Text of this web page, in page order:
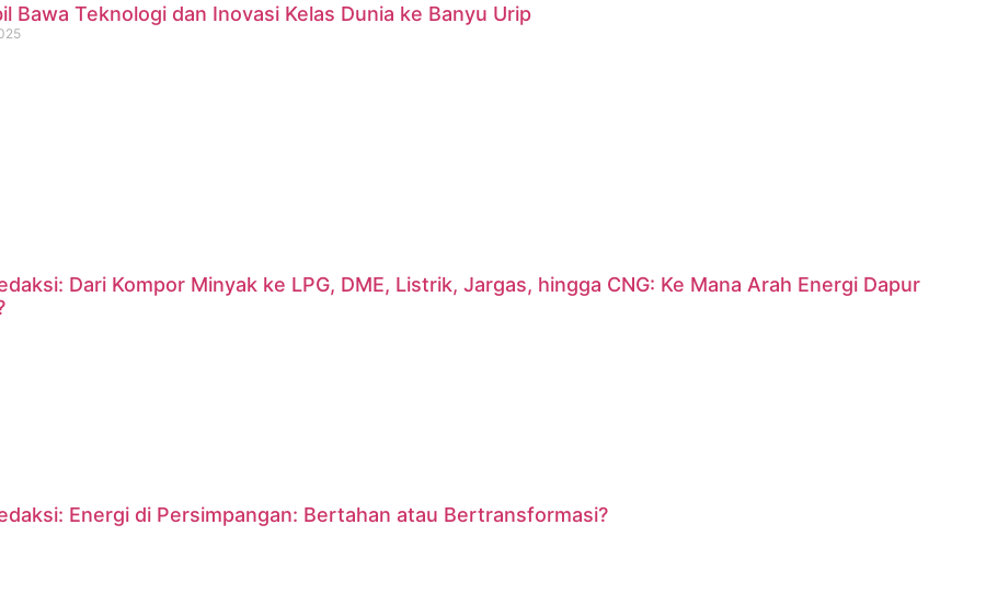
Bawa Teknologi dan Inovasi Kelas Dunia ke Banyu Urip
Dari Kompor Minyak ke LPG, DME, Listrik, Jargas, hingga CNG: Ke Mana Arah Energi Dapur
Energi di Persimpangan: Bertahan atau Bertransformasi?